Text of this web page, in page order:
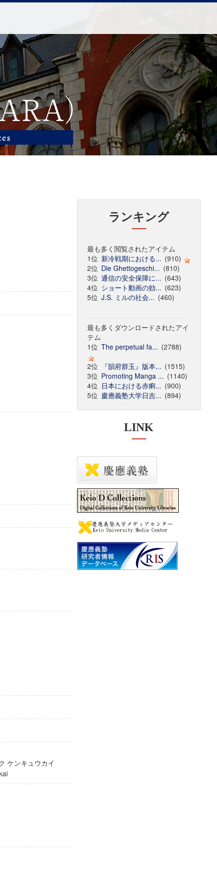
ケンキュウカイ
ランキング
最も多く閲覧されたアイテム
1位 新冷戦期における... (910)
2位 Die Ghettogeschi... (810)
3位 通信の安全保障に... (643)
4位 ショート動画の効... (623)
5位 J.S. ミルの社会... (460)
最も多くダウンロードされたアイ
テム
1位 The perpetual fa... (2788)
2位
『韻府群玉』版本... (1515)
3位 Promoting Manga ... (1140)
4位 日本における赤痢... (900)
5位 慶應義塾大学日吉... (894)
LINK